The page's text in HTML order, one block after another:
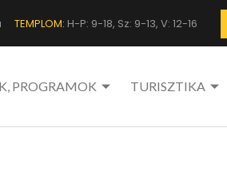
TEMPLOM: H-P: 9-18, Sz: 9-13, V: 12-16
PROGRAMOK TURISZTIKA